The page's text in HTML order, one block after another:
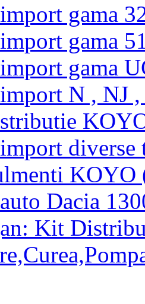
gama
gama
gama
N , NJ
KOYO
Dacia
Kit